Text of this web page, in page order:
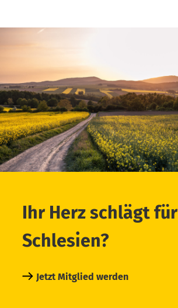
Ihr Herz schlägt für
Schlesien?
Jetzt Mitglied werden